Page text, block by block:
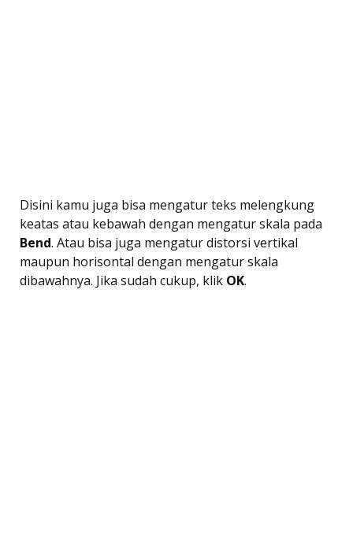
Disini kamu juga bisa mengatur teks melengkung
keatas atau kebawah dengan mengatur skala pada
Bend. Atau bisa juga mengatur distorsi vertikal
maupun horisontal dengan mengatur skala
dibawahnya. Jika sudah cukup, klik OK.